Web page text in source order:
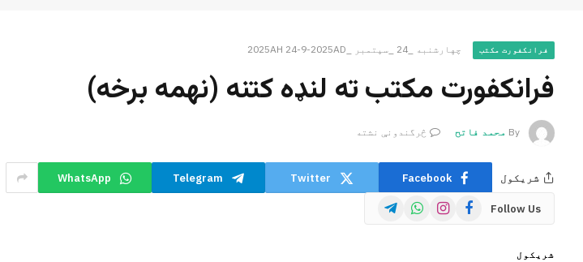
فرانکفورت مکتب چهارشنبه _24 _سپتمبر _2025AH 24-9-2025AD
فرانکفورت مکتب ته لنډه کتنه (نهمه برخه)
By محمد فاتح څرگندونې نشته
شریکول Facebook
Twitter
Telegram
WhatsApp
Follow Us
Facebook
Instagram
WhatsApp
Telegram
شریکول